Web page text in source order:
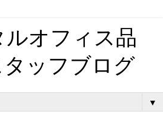
ルオフィス品
タッフブログ
▼